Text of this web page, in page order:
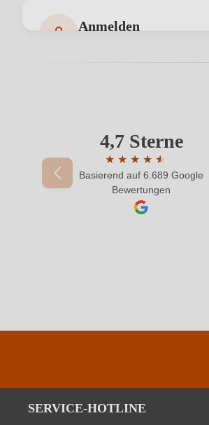
Weinart
Anmelden
Ihre E-Mail-Adresse
Ihr Passwort
4,7 Sterne
★ ★ ★ ★ ★
★
Durchschnittliche
Basierend auf 6.689 Google
Bewertungen
SERVICE-HOTLINE